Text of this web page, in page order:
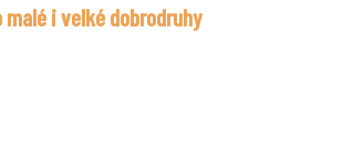
i velké dobrodruhy